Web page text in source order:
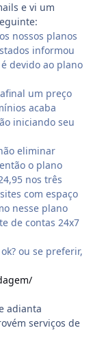
e vi um
nossos planos
informou
devido ao plano
um preço
acaba
iniciando seu
eliminar
o plano
nos três
com espaço
nesse plano
de contas 24x7
ou se preferir,
adianta
serviços de